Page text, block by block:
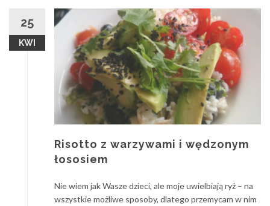
25
KWI
Risotto z warzywami i wędzonym
łososiem
Nie wiem jak Wasze dzieci, ale moje uwielbiają ryż – na
wszystkie możliwe sposoby, dlatego przemycam w nim